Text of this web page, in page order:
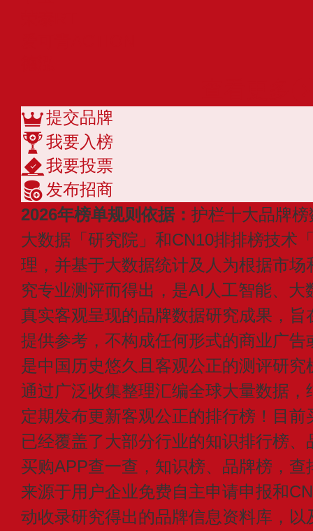
提交品牌
我要入榜
我要投票
发布招商
2026年榜单规则依据： 护栏十大品牌
大数据「研究院」和CN10排排榜技术
理，并基于大数据统计及人为根据市
究专业测评而得出，是AI人工智能、
真实客观呈现的品牌数据研究成果，
提供参考，不构成任何形式的商业广
是中国历史悠久且客观公正的测评研
通过广泛收集整理汇编全球大量数据
定期发布更新客观公正的排行榜！目
已经覆盖了大部分行业的知识排行榜
买购APP查一查，知识榜、品牌榜，
来源于用户企业免费自主申请申报和
动收录研究得出的品牌信息资料库，